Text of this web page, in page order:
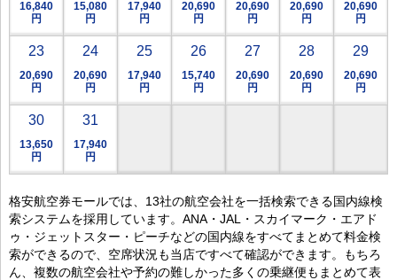
16,840
円
15,080
円
17,940
円
20,690
円
20,690
円
20,690
円
20,690
円
23
20,690
円
24
20,690
円
25
17,940
円
26
15,740
円
27
20,690
円
28
20,690
円
29
20,690
円
30
13,650
円
31
17,940
円
格安航空券モールでは、13社の航空会社を一括検索できる国内線検
索システムを採用しています。ANA・JAL・スカイマーク・エアド
ゥ・ジェットスター・ピーチなどの国内線をすべてまとめて料金検
索ができるので、空席状況も当店ですべて確認ができます。もちろ
ん、複数の航空会社や予約の難しかった多くの乗継便もまとめて表